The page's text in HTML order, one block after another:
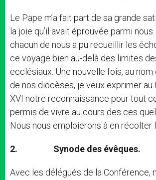
Le Pape m’a fait part de sa grande
la joie qu’il avait éprouvée parmi
chacun de nous a pu recueillir les
ce voyage bien au-delà des limites
ecclésiaux. Une nouvelle fois, au nom
de nos diocèses, je veux exprimer au
XVI notre reconnaissance pour tout
permis de vivre au cours des ces
Nous nous emploierons à en récolter
2. Synode des évêques.
Avec les délégués de la Conférence,